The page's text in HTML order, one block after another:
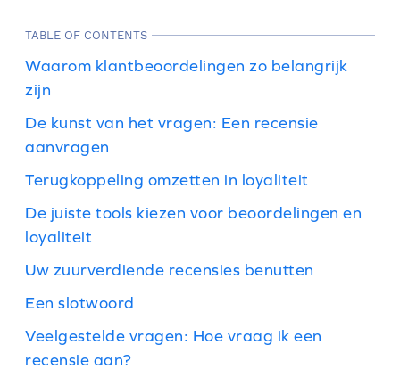
TABLE OF CONTENTS
Waarom klantbeoordelingen zo belangrijk
zijn
De kunst van het vragen: Een recensie
aanvragen
Terugkoppeling omzetten in loyaliteit
De juiste tools kiezen voor beoordelingen en
loyaliteit
Uw zuurverdiende recensies benutten
Een slotwoord
Veelgestelde vragen: Hoe vraag ik een
recensie aan?